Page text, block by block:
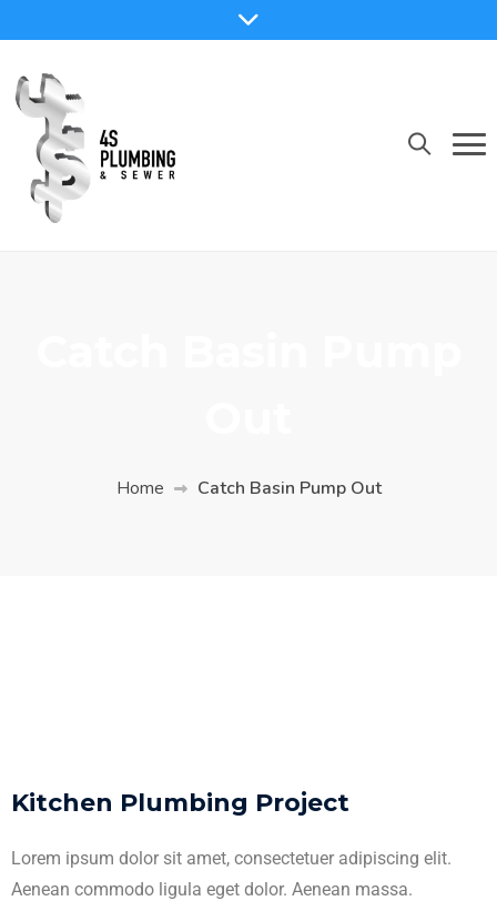
Home Catch Basin Pump Out
Kitchen Plumbing Project
Lorem ipsum dolor sit amet, consectetuer adipiscing elit.
Aenean commodo ligula eget dolor. Aenean massa.